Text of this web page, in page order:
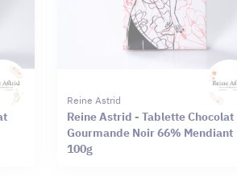
Reine Astrid
Reine Astrid - Tablette Chocolat
Gourmande Noir 66% Mendiant
100g